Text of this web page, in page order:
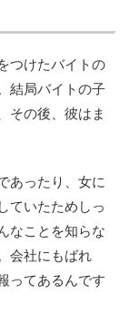
つけたバイトの
結局バイトの子
その後、彼はま
あったり、女に
ていたためしっ
なことを知らな
会社にもばれ
ってあるんです